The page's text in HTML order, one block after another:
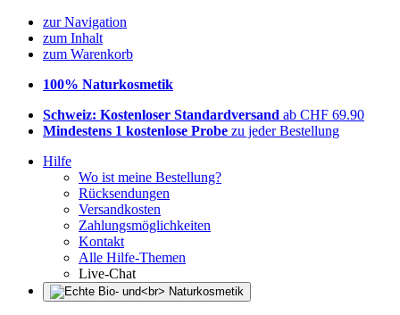
zur Navigation
zum Inhalt
zum Warenkorb
100% Naturkosmetik
Schweiz: Kostenloser Standardversand ab CHF 69.90
Mindestens 1 kostenlose Probe zu jeder Bestellung
Hilfe
Wo ist meine Bestellung?
Rücksendungen
Versandkosten
Zahlungsmöglichkeiten
Kontakt
Alle Hilfe-Themen
Live-Chat